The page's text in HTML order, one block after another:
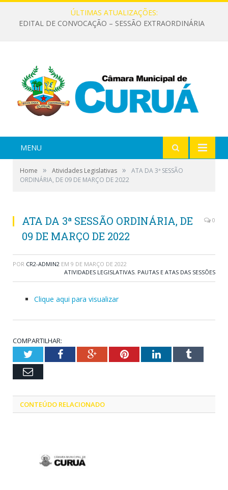
ÚLTIMAS ATUALIZAÇÕES:
EDITAL DE CONVOCAÇÃO – SESSÃO EXTRAORDINÁRIA
MENU
Home » Atividades Legislativas »
ATA DA 3ª SESSÃO
ORDINÁRIA, DE 09 DE MARÇO DE 2022
ATA DA 3ª SESSÃO ORDINÁRIA, DE
09 DE MARÇO DE 2022
0
POR CR2-ADMIN2 EM 9 DE MARÇO DE 2022
ATIVIDADES LEGISLATIVAS, PAUTAS E ATAS DAS SESSÕES
Clique aqui para visualizar
COMPARTILHAR:
TwitterFacebookGoogle+PinterestLinkedInTumblr
Email
CONTEÚDO RELACIONADO